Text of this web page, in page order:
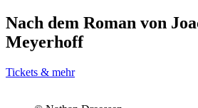
Nach dem Roman von
Meyerhoff
Tickets & mehr